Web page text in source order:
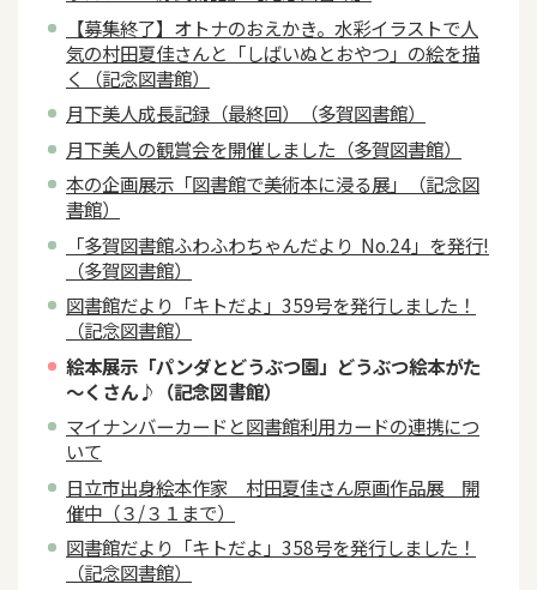
【募集終了】オトナのおえかき。水彩イラストで人
気の村田夏佳さんと「しばいぬとおやつ」の絵を描
く（記念図書館）
月下美人成長記録（最終回）（多賀図書館）
月下美人の観賞会を開催しました（多賀図書館）
本の企画展示「図書館で美術本に浸る展」（記念図
書館）
「多賀図書館ふわふわちゃんだより No.24」を発行!
（多賀図書館）
図書館だより「キトだよ」359号を発行しました！
（記念図書館）
絵本展示「パンダとどうぶつ園」どうぶつ絵本がた
～くさん♪（記念図書館）
マイナンバーカードと図書館利用カードの連携につ
いて
日立市出身絵本作家 村田夏佳さん原画作品展 開
催中（３/３１まで）
図書館だより「キトだよ」358号を発行しました！
（記念図書館）